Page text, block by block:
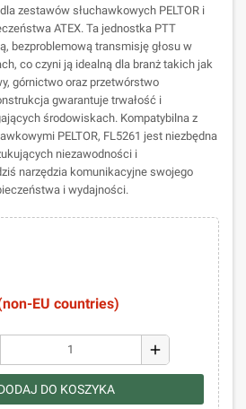
zestawów słuchawkowych PELTOR i
ATEX. Ta jednostka PTT
bezproblemową transmisję głosu w
co czyni ją idealną dla branż takich jak
górnictwo oraz przetwórstwo
gwarantuje trwałość i
środowiskach. Kompatybilna z
PELTOR, FL5261 jest niezbędna
niezawodności i
narzędzia komunikacyjne swojego
i wydajności.
EU countries)
add
DO KOSZYKA